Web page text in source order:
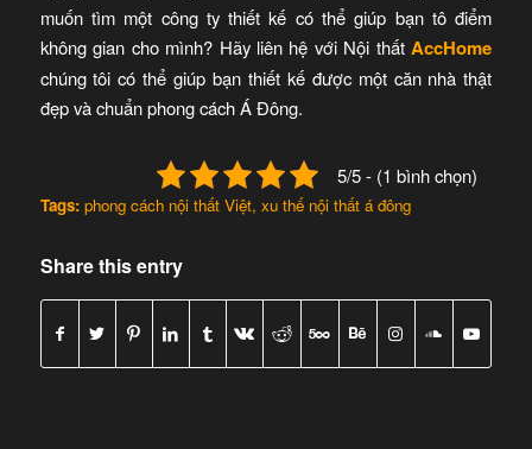
muốn tìm một công ty thiết kế có thể giúp bạn tô điểm
không gian cho mình? Hãy liên hệ với Nội thất AccHome
chúng tôi có thể giúp bạn thiết kế được một căn nhà thật
đẹp và chuẩn phong cách Á Đông.
5/5 - (1 bình chọn)
Tags: phong cách nội thất Việt, xu thế nội thất á đông
Share this entry